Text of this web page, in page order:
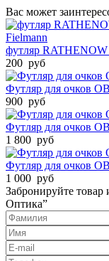
Вас может
Fielmann
футляр
200 руб
Футляр для очков
900 руб
Футляр для очков
1 800 руб
Футляр для очков
1 000 руб
Забронируйте товар
Оптика”